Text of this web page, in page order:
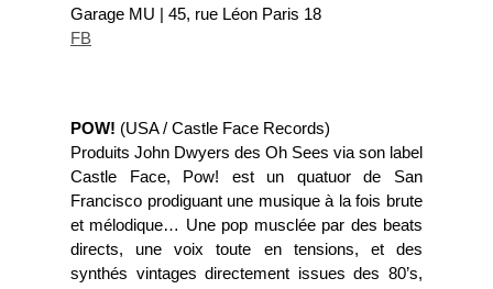
Garage MU | 45, rue Léon Paris 18
FB
POW! (USA / Castle Face Records)
Produits John Dwyers des Oh Sees via son label
Castle Face, Pow! est un quatuor de San
Francisco prodiguant une musique à la fois brute
et mélodique… Une pop musclée par des beats
directs, une voix toute en tensions, et des
synthés vintages directement issues des 80’s,